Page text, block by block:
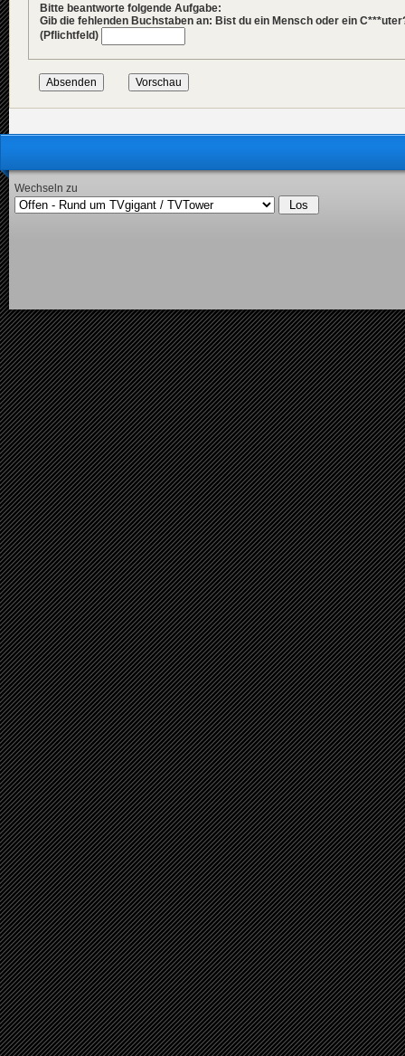
Bitte beantworte folgende Aufgabe:
Gib die fehlenden Buchstaben an: Bist du ein Mensch oder ein
(Pflichtfeld)
Wechseln zu